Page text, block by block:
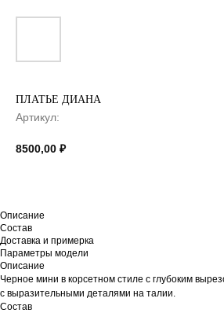
ПЛАТЬЕ ДИАНА
Артикул:
8500,00 ₽
Описание
Состав
Доставка и примерка
Параметры модели
Описание
Черное мини в корсетном стиле с глубоким
с выразительными деталями на талии.
Состав